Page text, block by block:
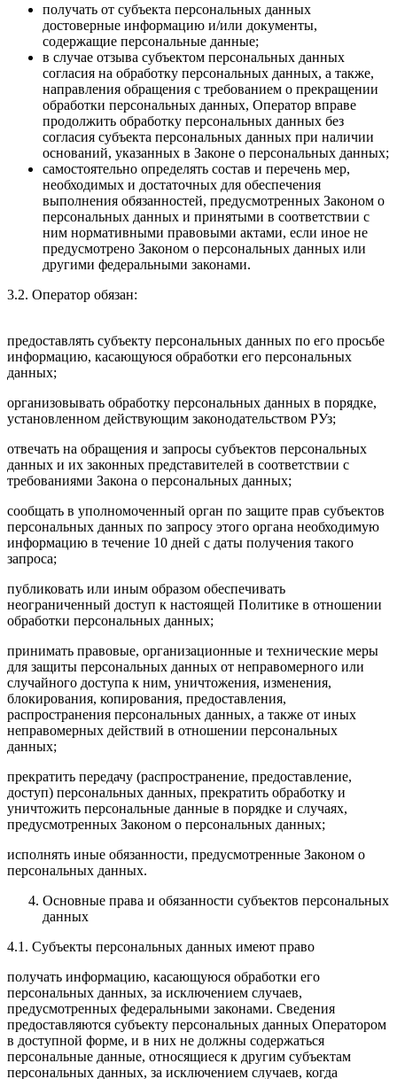
получать от субъекта персональных данных
достоверные информацию и/или документы,
содержащие персональные данные;
в случае отзыва субъектом персональных данных
согласия на обработку персональных данных, а также,
направления обращения с требованием о прекращении
обработки персональных данных, Оператор вправе
продолжить обработку персональных данных без
согласия субъекта персональных данных при наличии
оснований, указанных в Законе о персональных данных;
самостоятельно определять состав и перечень мер,
необходимых и достаточных для обеспечения
выполнения обязанностей, предусмотренных Законом о
персональных данных и принятыми в соответствии с
ним нормативными правовыми актами, если иное не
предусмотрено Законом о персональных данных или
другими федеральными законами.
3.2. Оператор обязан:
предоставлять субъекту персональных данных по его просьбе
информацию, касающуюся обработки его персональных
данных;
организовывать обработку персональных данных в порядке,
установленном действующим законодательством РУз;
отвечать на обращения и запросы субъектов персональных
данных и их законных представителей в соответствии с
требованиями Закона о персональных данных;
сообщать в уполномоченный орган по защите прав субъектов
персональных данных по запросу этого органа необходимую
информацию в течение 10 дней с даты получения такого
запроса;
публиковать или иным образом обеспечивать
неограниченный доступ к настоящей Политике в отношении
обработки персональных данных;
принимать правовые, организационные и технические меры
для защиты персональных данных от неправомерного или
случайного доступа к ним, уничтожения, изменения,
блокирования, копирования, предоставления,
распространения персональных данных, а также от иных
неправомерных действий в отношении персональных
данных;
прекратить передачу (распространение, предоставление,
доступ) персональных данных, прекратить обработку и
уничтожить персональные данные в порядке и случаях,
предусмотренных Законом о персональных данных;
исполнять иные обязанности, предусмотренные Законом о
персональных данных.
Основные права и обязанности субъектов персональных
данных
4.1. Субъекты персональных данных имеют право
получать информацию, касающуюся обработки его
персональных данных, за исключением случаев,
предусмотренных федеральными законами. Сведения
предоставляются субъекту персональных данных Оператором
в доступной форме, и в них не должны содержаться
персональные данные, относящиеся к другим субъектам
персональных данных, за исключением случаев, когда